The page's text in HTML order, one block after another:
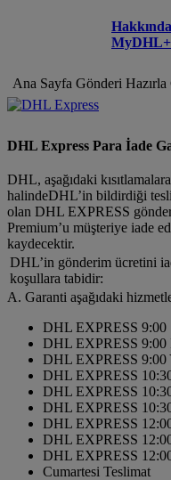
MyDHL+
Ana Sayfa Gönderi Hazırla
DHL Express Para İade
DHL, aşağıdaki
halindeDHL’in bildirdiği
olan DHL EXPRESS
Premium’u müşteriye iade
kaydecektir.
DHL’in gönderim ücretini
koşullara tabidir:
A. Garanti aşağıdaki
DHL EXPRESS 9:00
DHL EXPRESS 9:00
DHL EXPRESS
DHL EXPRESS
DHL EXPRESS
DHL EXPRESS
DHL EXPRESS
DHL EXPRESS
DHL EXPRESS
Cumartesi Teslimat